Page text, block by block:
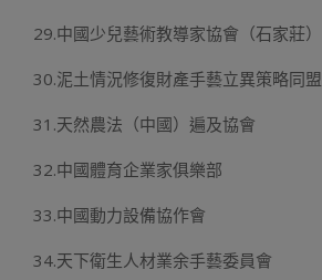
29.中國少兒藝術教導家協會（石家莊）
30.泥土情況修復財產手藝立異策略同盟
31.天然農法（中國）遍及協會
32.中國體育企業家俱樂部
33.中國動力設備協作會
34.天下衛生人材業余手藝委員會